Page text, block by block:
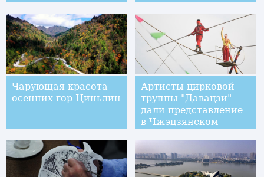
Чарующая красота
осенних гор Циньлин
Артисты цирковой
труппы "Давацзи"
дали представление
в Чжэцзянском